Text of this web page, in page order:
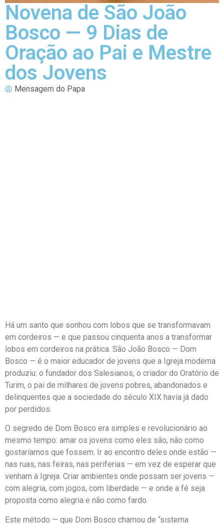
Novena de São João
Bosco — 9 Dias de
Oração ao Pai e Mestre
dos Jovens
Mensagem do Papa
Há um santo que sonhou com lobos que se transformavam
em cordeiros — e que passou cinquenta anos a transformar
lobos em cordeiros na prática. São João Bosco — Dom
Bosco — é o maior educador de jovens que a Igreja moderna
produziu: o fundador dos Salesianos, o criador do Oratório de
Turim, o pai de milhares de jovens pobres, abandonados e
delinquentes que a sociedade do século XIX havia já dado
por perdidos.
O segredo de Dom Bosco era simples e revolucionário ao
mesmo tempo: amar os jovens como eles são, não como
gostaríamos que fossem. Ir ao encontro deles onde estão —
nas ruas, nas feiras, nas periferias — em vez de esperar que
venham à Igreja. Criar ambientes onde possam ser jovens —
com alegria, com jogos, com liberdade — e onde a fé seja
proposta como alegria e não como fardo.
Este método — que Dom Bosco chamou de “sistema